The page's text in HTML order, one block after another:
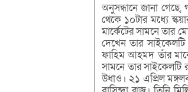
অনুসন্ধানে জানা
থেকে ১০টার মধ্যে
মার্কেটের সামনে তার
দেখেন তার
ফাহিম আহমদ তাঁর
সামনে তার সাইকেলটি
উধাও। ২১ এপ্রিল